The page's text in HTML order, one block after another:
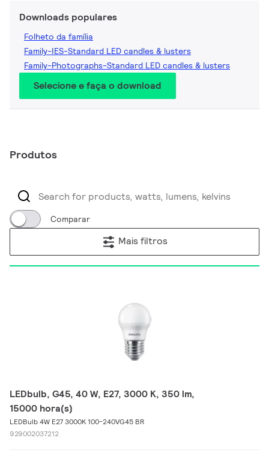
Downloads populares
Folheto da família
Family-IES-Standard LED candles & lusters
Family-Photographs-Standard LED candles & lusters
Selecione e faça o download
Produtos
Comparar
Mais filtros
LEDbulb, G45, 40 W, E27, 3000 K, 350 lm,
15000 hora(s)
LEDBulb 4W E27 3000K 100-240VG45 BR
929002037212